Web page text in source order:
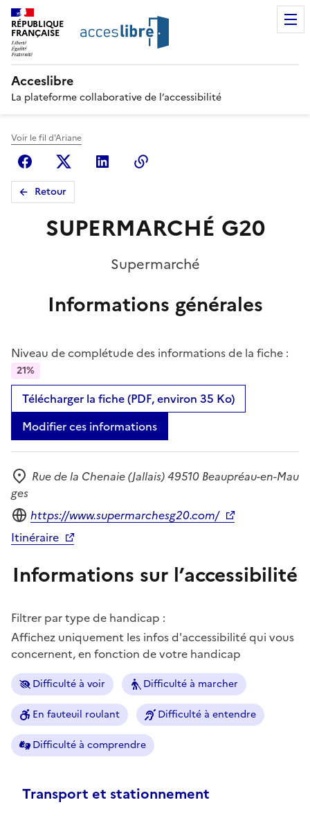
RÉPUBLIQUE
FRANÇAISE
Acceslibre
La plateforme collaborative de l’accessibilité
Voir le fil d'Ariane
FacebookX (anciennement Twitter)
Linkedin
Retour
SUPERMARCHÉ G20
Supermarché
Informations générales
Niveau de complétude des informations de la fiche :
21%
Télécharger la fiche (PDF, environ 35 Ko)
Modifier ces informations
Adresse
Rue de la Chenaie (Jallais) 49510 Beaupréau-en-Mau
ges
Site internet
https://www.supermarchesg20.com/
Itinéraire
Informations sur l’accessibilité
Filtrer par type de handicap :
Affichez uniquement les infos d'accessibilité qui vous
concernent, en fonction de votre handicap
Difficulté à voir Difficulté à marcher
En fauteuil roulant Difficulté à entendre
Difficulté à comprendre
Transport et stationnement